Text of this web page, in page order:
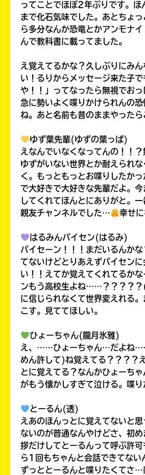
ってことでほぼ2年ぶりです。ほ
まで化石気味でした。あとちょっ
ら多分なんか恐竜とかアンモナイ
んで教科書に載ってました。
え覚えてるかな？久しぶりにみん
い！るりからメッセージ来た子
や！！」ってなったら無視でおっ
急に勢いよく喋りかけられんの恐
ね。あと名前も昔のままやったら
ゆず葉先輩(ゆずの葉っぱ)
えなんでいなくなってんの！！？
ゆずがいない世界とか耐えられな
く。もっともっとお喋りしたかっ
で大好きで大好きな先輩だよ。今
してくれてほんとにありがと。
親友チャンネルでした…
幸せに
はるみんパイセン(はるみ)
パイセーン！！！まだいるんかな
てないけどとりあえずパイセンに
い！！えてか覚えてくれてるか
ンもう高校生よね……？？？？？
に信じられなくて世界変えれる
こす。見ててほしい。
ひょーちゃん(朧月氷雅)
え、……ひょーちゃん…だよね
めん許して)ね覚えてる？？？？
とに覚えてる？なんかひょーちゃ
がもう懐かしすぎて泣ける。喋り
とーるん(透)
えあのほんっとに覚えてないと思
ないのが普通なんやけどさ、初
拶だけしてとーるんって呼ぶ許
ら1回もちゃんと会話できてない
ずっととーるんと喋りたくてさ…